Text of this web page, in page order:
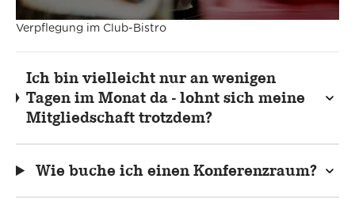
Verpflegung im Club-Bistro
Ich bin vielleicht nur an wenigen
Tagen im Monat da - lohnt sich meine
Mitgliedschaft trotzdem?
Wie buche ich einen Konferenzraum?